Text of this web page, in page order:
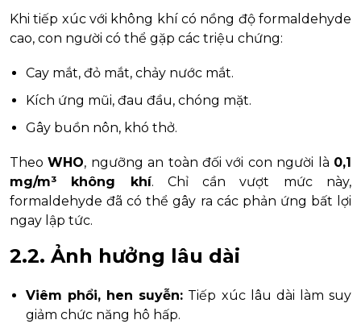
Khi tiếp xúc với không khí có nồng độ formaldehyde
cao, con người có thể gặp các triệu chứng:
Cay mắt, đỏ mắt, chảy nước mắt.
Kích ứng mũi, đau đầu, chóng mặt.
Gây buồn nôn, khó thở.
TheoWHO, ngưỡng an toàn đối với con người là 0,1
mg/m³ không khí. Chỉ cần vượt mức này,
formaldehyde đã có thể gây ra các phản ứng bất lợi
ngay lập tức.
2.2. Ảnh hưởng lâu dài
Viêm phổi, hen suyễn: Tiếp xúc lâu dài làm suy
giảm chức năng hô hấp.